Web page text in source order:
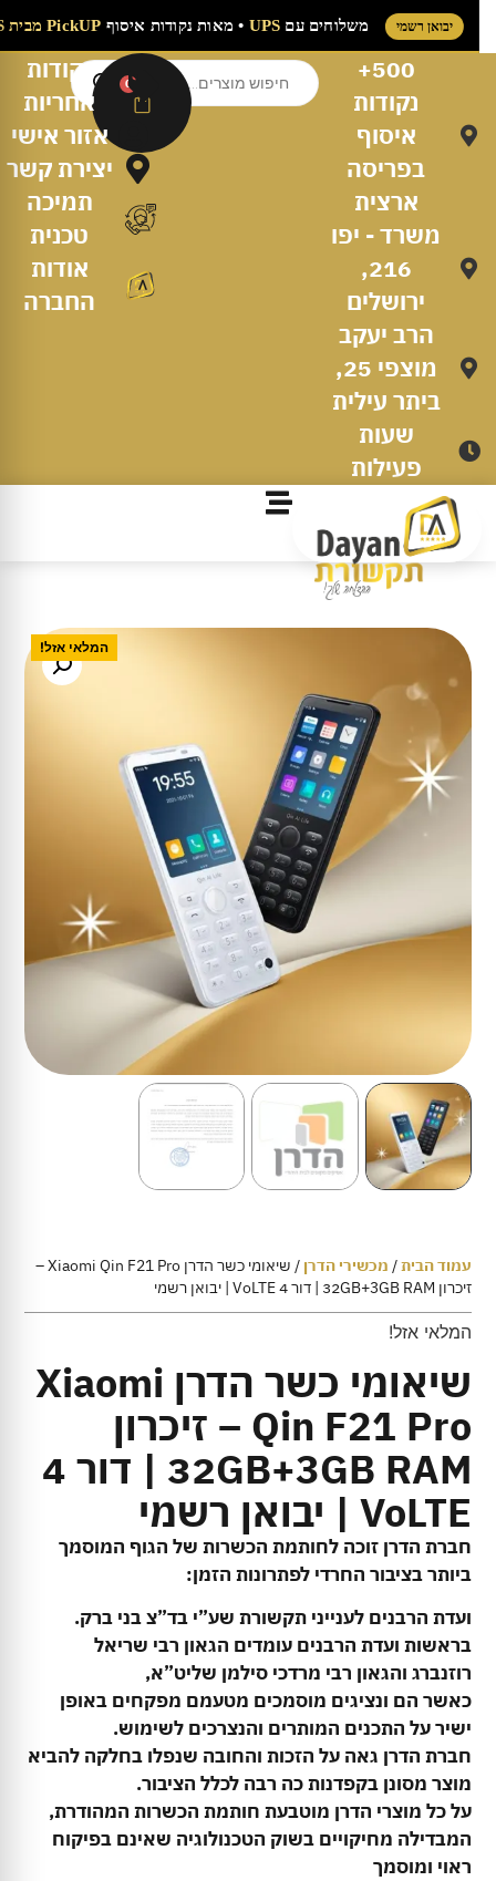
יבואן רשמי משלוחים עם UPS• מאות נקודות איסוףPickUP מבית UPS
500+
נקודות
איסוף
בפריסה
ארצית
משרד - יפו
216,
ירושלים
הרב יעקב
מוצפי 25,
ביתר עילית
שעות
פעילות
0
נקודות
אחריות
אזור אישי
יצירת קשר
תמיכה
טכנית
אודות
החברה
המלאי אזל!
שיאומי כשר הדרן Xiaomi
Qin F21 Pro – זיכרון
32GB+3GB RAM | דור 4
VoLTE | יבואן רשמי
עמוד הבית/ מכשירי הדרן
/ שיאומי כשר הדרן Xiaomi Qin F21 Pro –
זיכרון 32GB+3GB RAM | דור 4 VoLTE | יבואן רשמי
חברת הדרן זוכה לחותמת הכשרות של הגוף המוסמך
ביותר בציבור החרדי לפתרונות הזמן:
ועדת הרבנים לענייני תקשורת שע”י בד”צ בני ברק.
בראשות ועדת הרבנים עומדים הגאון רבי שריאל
רוזנברג והגאון רבי מרדכי סילמן שליט”א,
כאשר הם ונציגים מוסמכים מטעמם מפקחים באופן
ישיר על התכנים המותרים והנצרכים לשימוש.
חברת הדרן גאה על הזכות והחובה שנפלו בחלקה להביא
מוצר מסונן בקפדנות כה רבה לכלל הציבור.
על כל מוצרי הדרן מוטבעת חותמת הכשרות המהודרת,
המבדילה מחיקויים בשוק הטכנולוגיה שאינם בפיקוח
ראוי ומוסמך
המלאי אזל!